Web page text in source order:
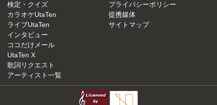
検定・クイズ
カラオケUtaTen
ライブUtaTen
インタビュー
ココだけメール
UtaTen X
歌詞リクエスト
アーティスト一覧
プライバシーポリシー
提携媒体
サイトマップ